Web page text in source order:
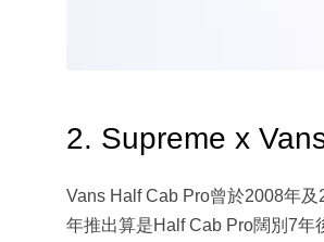
2. Supreme x
Vans Half Cab Pro曾於2008年
年推出算是Half Cab Pro闊別7年